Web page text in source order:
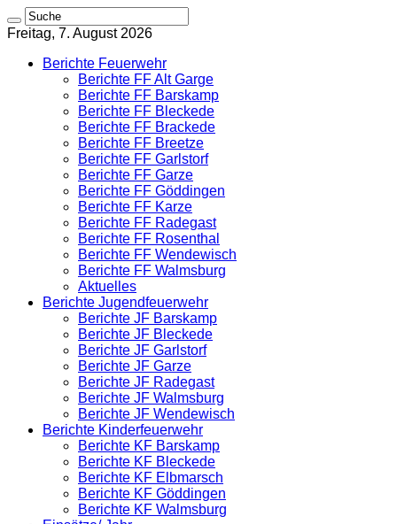
Freitag, 7. August 2026
Berichte Feuerwehr
Berichte FF Alt Garge
Berichte FF Barskamp
Berichte FF Bleckede
Berichte FF Brackede
Berichte FF Breetze
Berichte FF Garlstorf
Berichte FF Garze
Berichte FF Göddingen
Berichte FF Karze
Berichte FF Radegast
Berichte FF Rosenthal
Berichte FF Wendewisch
Berichte FF Walmsburg
Aktuelles
Berichte Jugendfeuerwehr
Berichte JF Barskamp
Berichte JF Bleckede
Berichte JF Garlstorf
Berichte JF Garze
Berichte JF Radegast
Berichte JF Walmsburg
Berichte JF Wendewisch
Berichte Kinderfeuerwehr
Berichte KF Barskamp
Berichte KF Bleckede
Berichte KF Elbmarsch
Berichte KF Göddingen
Berichte KF Walmsburg